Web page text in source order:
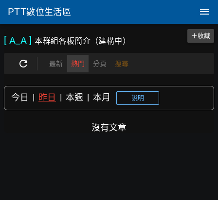
PTT數位生活區
[ A_A ]本群組各板簡介（建構中）
＋收藏
最新 熱門 分頁 搜尋
今日 | 昨日 | 本週 | 本月 說明
沒有文章